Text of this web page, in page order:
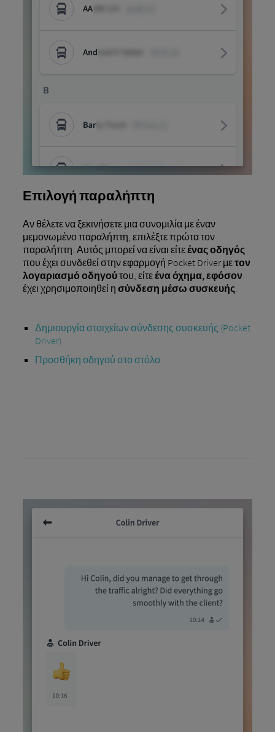
Επιλογή παραλήπτη
Αν θέλετε να ξεκινήσετε μια συνομιλία με έναν
μεμονωμένο παραλήπτη, επιλέξτε πρώτα τον
παραλήπτη. Αυτός μπορεί να είναι είτεένας οδηγός
που έχει συνδεθεί στην εφαρμογή Pocket Driver μετον
λογαριασμό οδηγούτου, είτεένα όχημα, εφόσον
έχει χρησιμοποιηθεί η σύνδεση μέσω συσκευής
Δημιουργία στοιχείων σύνδεσης συσκευής (Pocket
Driver)
Προσθήκη οδηγού στο στόλο